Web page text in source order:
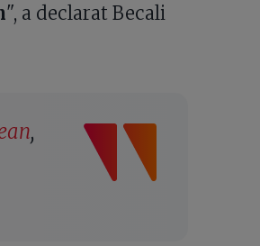
", a declarat Becali
,